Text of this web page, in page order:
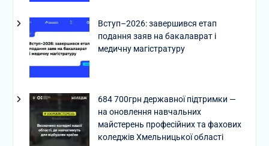
Вступ–2026: завершився етап
подання заяв на бакалаврат і
медичну магістратуру
684 700грн державної підтримки —
на оновлення навчальних
майстерень професійних та фахових
коледжів Хмельницької області